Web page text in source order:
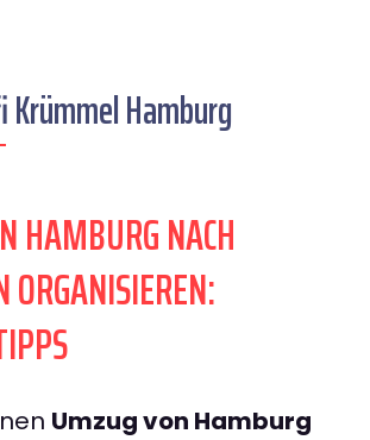
Hamburg
HAMBURG NACH
ORGANISIEREN:
Umzug von Hamburg